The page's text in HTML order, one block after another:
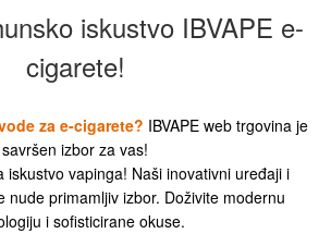
iskustvo IBVAPE e-
cigarete!
za e-cigarete? IBVAPE web trgovina je
savršen izbor za vas!
iskustvo vapinga! Naši inovativni uređaji i
nude primamljiv izbor. Doživite modernu
i sofisticirane okuse.